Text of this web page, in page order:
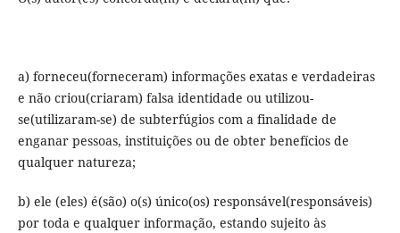
a) forneceu(forneceram) informações exatas e verdadeiras
e não criou(criaram) falsa identidade ou utilizou-
se(utilizaram-se) de subterfúgios com a finalidade de
enganar pessoas, instituições ou de obter benefícios de
qualquer natureza;
b) ele (eles) é(são) o(s) único(os) responsável(responsáveis)
por toda e qualquer informação, estando sujeito às